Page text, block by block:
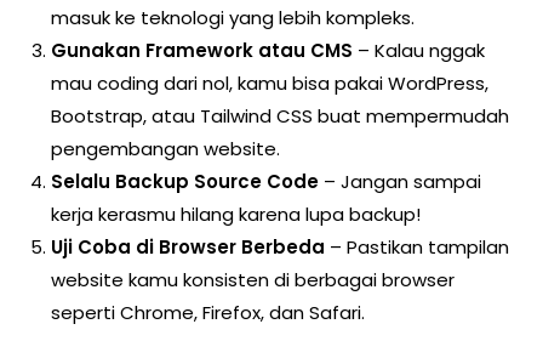
masuk ke teknologi yang lebih kompleks.
Gunakan Framework atau CMS – Kalau nggak
mau coding dari nol, kamu bisa pakai WordPress,
Bootstrap, atau Tailwind CSS buat mempermudah
pengembangan website.
Selalu Backup Source Code – Jangan sampai
kerja kerasmu hilang karena lupa backup!
Uji Coba di Browser Berbeda – Pastikan tampilan
website kamu konsisten di berbagai browser
seperti Chrome, Firefox, dan Safari.